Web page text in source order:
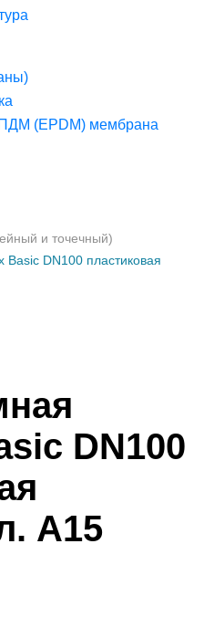
(EPDM) мембрана
и точечный)
DN100 пластиковая
DN100
А15